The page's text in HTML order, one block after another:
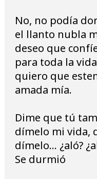
No, no podía
el llanto nubla
deseo que
para toda la
quiero que
amada mía.
Dime que tú
dímelo mi vida,
dímelo... ¿aló?
Se durmió